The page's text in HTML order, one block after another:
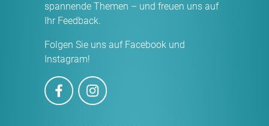
spannende Themen – und freuen uns auf
Ihr Feedback.
Folgen Sie uns auf Facebook und
Instagram!